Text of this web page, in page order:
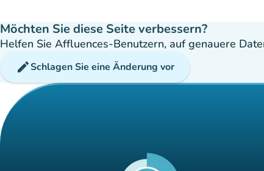
Möchten Sie diese Seite verbessern?
Helfen Sie Affluences-Benutzern, auf genauere
editSchlagen Sie eine Änderung vor